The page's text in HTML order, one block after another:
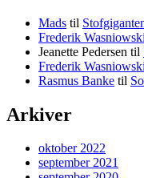
Mads til
Frederik Wasniowski
Jeanette Pedersen til
Frederik Wasniowski
Rasmus Banke til
Arkiver
oktober 2022
september 2021